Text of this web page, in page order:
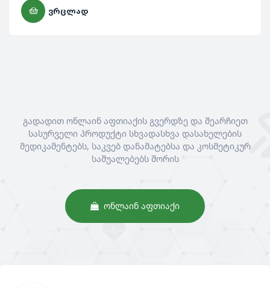
ᲕᲠᲪᲚᲐᲓ
გადადით ონლაინ აფთიაქის გვერდზე და შეარჩიეთ
სასურველი პროდუქტი სხვადასხვა დასახელების
მედიკამენტებს, საკვებ დანამატებსა და კოსმეტიკურ
საშუალებებს შორის
ᲝᲜᲚᲐᲘᲜ ᲐᲤᲗᲘᲐᲥᲘ